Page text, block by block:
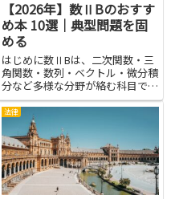
【2026年】数ⅡBのおすす
め本 10選｜典型問題を固
める
はじめに数ⅡBは、二次関数・三
角関数・数列・ベクトル・微分積
分など多様な分野が絡む科目で
す。その中で典型問題を固める力
をつけることは、定期試験や模試
で安定して得点を積み上げるうえ
で大きな意味を持ちます。この記
事では、数ⅡBの学習を進めるう
え...
法律